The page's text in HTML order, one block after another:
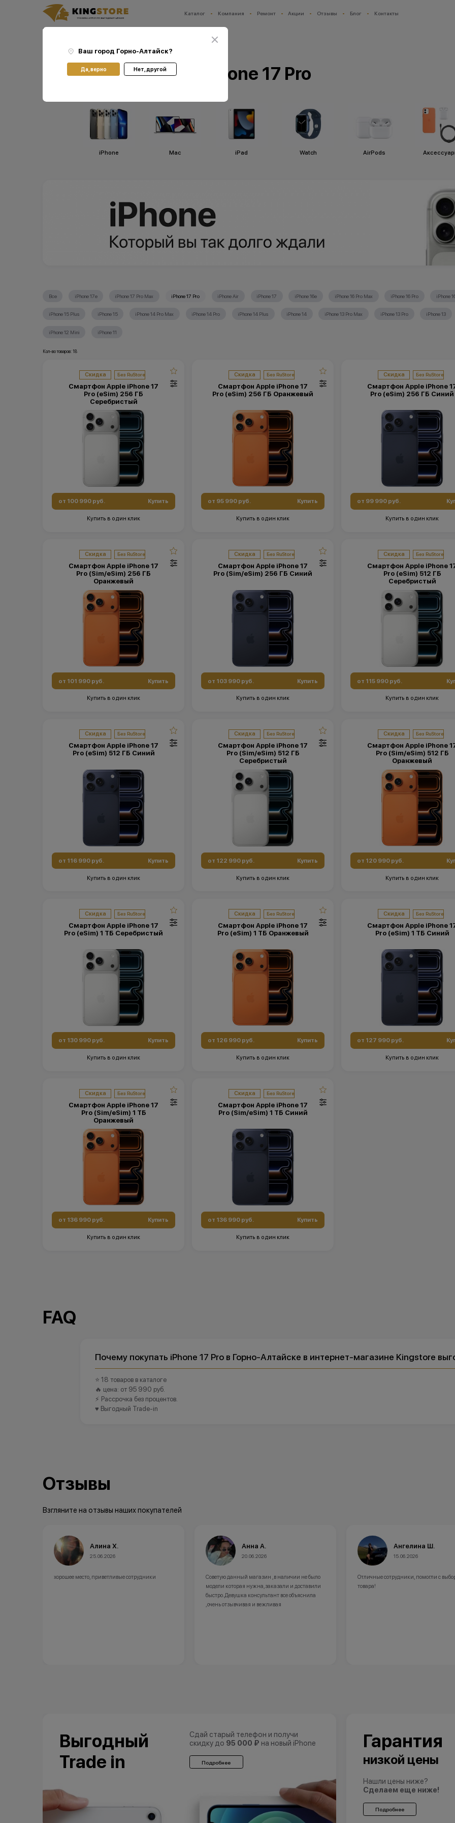
Каталог Компания Ремонт Акции Отзывы Блог Контакты
Ваш город:
Ваш город Горно-Алтайск?
Да, верно Нет, другой
Смартфоны Apple iPhone 17 Pro
iPhone Мас iPad Watch AirPods
Все iPhone 17e iPhone 17 Pro Max iPhone 17 Pro iPhone Air iPhone 17 iPhone 16е iPhone 16 Pro Max iPhone 16 Pro iPhone
iPhone 15 Plus iPhone 15 iPhone 14 Pro Max iPhone 14 Pro iPhone 14 Plus iPhone 14 iPhone 13 Pro Max iPhone 13 Pro iPhone 13
iPhone 12 Mini iPhone 11
Кол-во товаров: 18
Скидка
Смартфон Apple iPhone 17
Pro (eSim) 256 ГБ
Серебристый
от 100 990 руб. Купить
Купить в один клик
Скидка
Смартфон Apple iPhone 17
Pro (eSim) 256 ГБ Оранжевый
от 95 990 руб. Купить
Купить в один клик
Скидка
Смартфон Apple iPhone
Pro (eSim) 256 ГБ Синий
от 99 990 руб.
Купить в один клик
Скидка
Смартфон Apple iPhone 17
Pro (Sim/eSim) 256 ГБ
Оранжевый
от 101 990 руб. Купить
Купить в один клик
Скидка
Смартфон Apple iPhone 17
Pro (Sim/eSim) 256 ГБ Синий
от 103 990 руб. Купить
Купить в один клик
Скидка
Смартфон Apple iPhone
Pro (eSim) 512 ГБ
Серебристый
от 115 990 руб.
Купить в один клик
Скидка
Смартфон Apple iPhone 17
Pro (eSim) 512 ГБ Синий
от 116 990 руб. Купить
Купить в один клик
Скидка
Смартфон Apple iPhone 17
Pro (Sim/eSim) 512 ГБ
Серебристый
от 122 990 руб. Купить
Купить в один клик
Скидка
Смартфон Apple iPhone
Pro (Sim/eSim) 512 ГБ
Оранжевый
от 120 990 руб.
Купить в один клик
Скидка
Смартфон Apple iPhone 17
Pro (eSim) 1 ТБ Серебристый
от 130 990 руб. Купить
Купить в один клик
Скидка
Смартфон Apple iPhone 17
Pro (eSim) 1 ТБ Оранжевый
от 126 990 руб. Купить
Купить в один клик
Скидка
Смартфон Apple iPhone
Pro (eSim) 1 ТБ Синий
от 127 990 руб.
Купить в один клик
Скидка
Смартфон Apple iPhone 17
Pro (Sim/eSim) 1 ТБ
Оранжевый
от 136 990 руб. Купить
Купить в один клик
Скидка
Смартфон Apple iPhone 17
Pro (Sim/eSim) 1 ТБ Синий
от 136 990 руб. Купить
Купить в один клик
FAQ
Почему покупать iPhone 17 Pro в Горно-Алтайске в интернет-магазине Kingstore
⭐ 18 товаров в каталоге
🔥 цена: от 95 990 руб.
⚡ Рассрочка без процентов.
♥️ Выгодный Trade-in
Отзывы
Взгляните на отзывы наших покупателей
Алина Х.
25.06.2026
хорошее место, приветливые сотрудники
Анна А.
20.06.2026
Советую данный магазин ,в наличии не было
модели которая нужна,заказали и доставили
быстро.Девушка консультант все объяснила
,очень отзывчивая и вежливая
Ангелина Ш.
15.06.2026
Отличные сотрудники, помогли с
товара!
Выгодный
Trade in
Сдай старый телефон и получи
скидку до 95 000 ₽ на новый iPhone
Подробнее
Гарантия
низкой цены
Нашли цены ниже?
Сделаем еще ниже!
Подробнее